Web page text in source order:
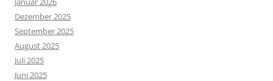
Dezember 2025
September 2025
August 2025
Juli 2025
Juni 2025